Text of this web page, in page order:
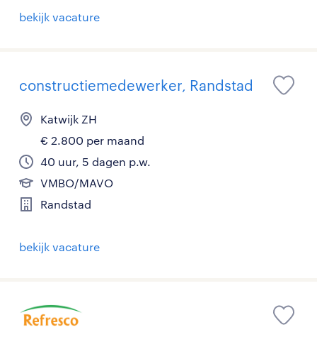
bekijk vacature
constructiemedewerker, Randstad
Katwijk ZH
€ 2.800 per maand
40 uur, 5 dagen p.w.
VMBO/MAVO
Randstad
bekijk vacature